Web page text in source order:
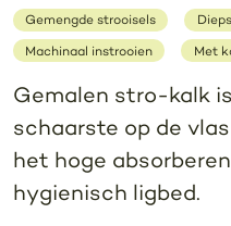
Gemengde strooisels
Machinaal instrooien
Met
Gemalen stro-kalk
schaarste op de
het hoge
hygienisch ligbed.